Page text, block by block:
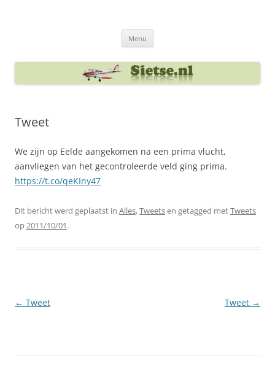
Menu
Tweet
We zijn op Eelde aangekomen na een prima vlucht,
aanvliegen van het gecontroleerde veld ging prima.
https://t.co/qeKIny47
Dit bericht werd geplaatst in Alles,Tweetsen getagged metTweets
op2011/10/01.
Berichtnavigatie
← Tweet Tweet →